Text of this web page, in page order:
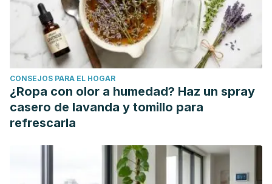
2017;2017:2672435. doi: 10.1155/2017/2672435. Epub 2017
Mar 21. PMID: 28421192; PMCID: PMC5379082.
Wessels I, Maywald M, Rink L. Zinc as a Gatekeeper of
Immune Function. Nutrients. 2017 Nov 25;9(12):1286. doi:
10.3390/nu9121286. PMID: 29186856; PMCID: PMC5748737.
Zhu Y, Bo Y, Liu Y. Dietary total fat, fatty acids intake, and
risk of cardiovascular disease: a dose-response meta-
6;18(1):91. doi: 10.1186/s12944-019-1035-2. PMID: 30954077;
CONSEJOS PARA EL HOGAR
¿Ropa con olor a humedad? Haz un spray
casero de lavanda y tomillo para
refrescarla